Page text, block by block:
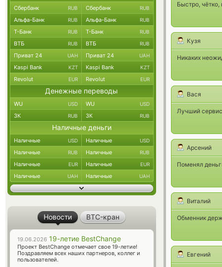
Быстро, чётко,
Кузя
Никаких
Вася
Лучший
Арсений
Поменял
Виталий
Обменник
Евгений
Сбербанк RUB Сбербанк RUB
Альфа-Банк RUB Альфа-Банк RUB
Т-Банк RUB Т-Банк RUB
ВТБ RUB ВТБ RUB
Приват 24 UAH Приват 24 UAH
Kaspi Bank KZT Kaspi Bank KZT
Revolut EUR Revolut EUR
Денежные переводы
WU USD WU USD
ЗК RUB ЗК RUB
Наличные деньги
Наличные USD Наличные USD
Наличные RUB Наличные RUB
Наличные EUR Наличные EUR
Наличные UAH Наличные UAH
Новости BTC-кран
19.06.2026 19-летие BestChange
Проект BestChange отмечает свое 19-летие!
Поздравляем всех наших партнеров, коллег и
пользователей.